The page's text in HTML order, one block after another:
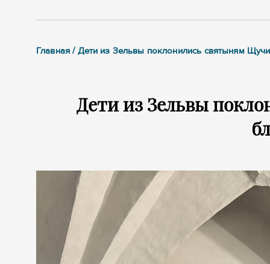
Главная / Дети из Зельвы поклонились святыням
Дети из Зельвы